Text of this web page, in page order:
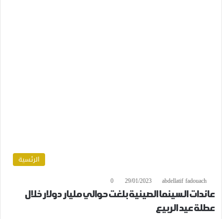
الرئسية
abdellatif fadouach
29/01/2023
0
عائدات السينما الصينية بلغت حوالي مليار دولار خلال
عطلة عيد الربيع